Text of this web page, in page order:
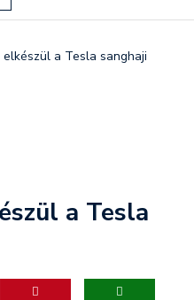
elkészül a Tesla sanghaji
a Tesla